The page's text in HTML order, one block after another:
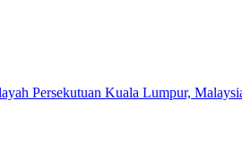
Persekutuan Kuala Lumpur,